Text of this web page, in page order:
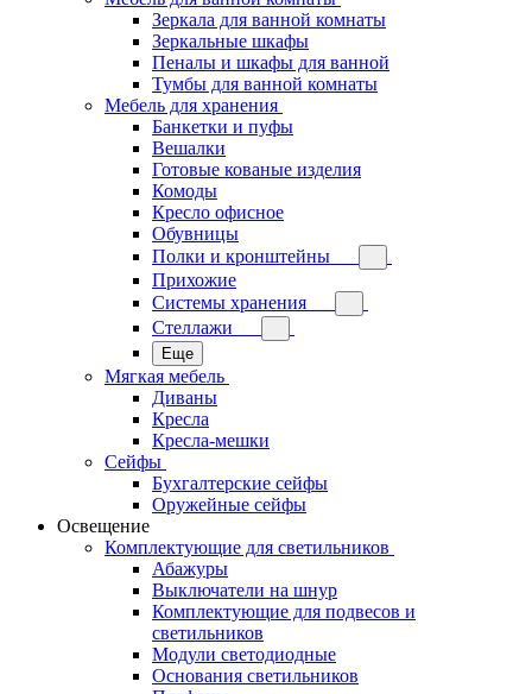
Зеркала для ванной комнаты
Зеркальные шкафы
Пеналы и шкафы для ванной
Тумбы для ванной комнаты
Мебель для хранения
Банкетки и пуфы
Вешалки
Готовые кованые изделия
Комоды
Кресло офисное
Обувницы
Полки и кронштейны
Прихожие
Системы хранения
Стеллажи
Еще
Мягкая мебель
Диваны
Кресла
Кресла-мешки
Сейфы
Бухгалтерские сейфы
Оружейные сейфы
Освещение
Комплектующие для светильников
Абажуры
Выключатели на шнур
Комплектующие для подвесов и
светильников
Модули светодиодные
Основания светильников